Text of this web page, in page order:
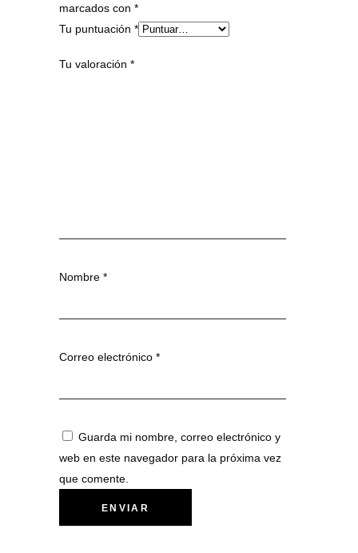
marcados con *
Tu puntuación *
Tu valoración *
Nombre *
Correo electrónico *
Guarda mi nombre, correo electrónico y
web en este navegador para la próxima vez
que comente.